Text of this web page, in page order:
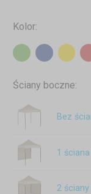
Kolor:
Ściany boczne:
Bez
1
2